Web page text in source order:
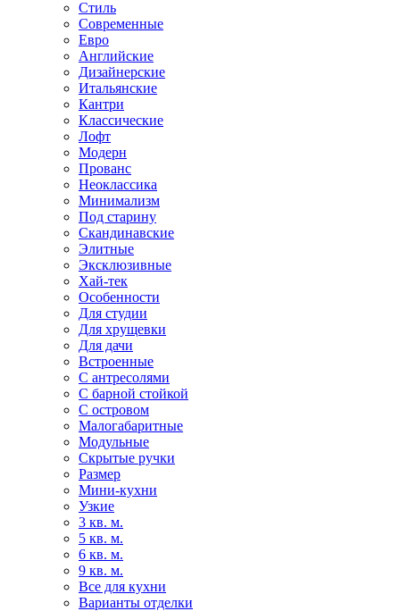
Стиль
Современные
Евро
Английские
Дизайнерские
Итальянские
Кантри
Классические
Лофт
Модерн
Прованс
Неоклассика
Минимализм
Под старину
Скандинавские
Элитные
Эксклюзивные
Хай-тек
Особенности
Для студии
Для хрущевки
Для дачи
Встроенные
С антресолями
С барной стойкой
С островом
Малогабаритные
Модульные
Скрытые ручки
Размер
Мини-кухни
Узкие
3 кв. м.
5 кв. м.
6 кв. м.
9 кв. м.
Все для кухни
Варианты отделки